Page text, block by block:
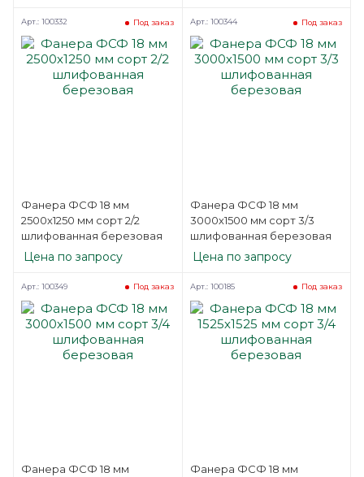
Фанера ФСФ 18 мм
2500х1250 мм сорт 2/2
шлифованная березовая
Под заказ
Арт.: 100332
Цена по запросу
Фанера ФСФ 18 мм
3000х1500 мм сорт 3/3
шлифованная березовая
Под заказ
Арт.: 100344
Цена по запросу
Фанера ФСФ 18 мм
Под заказ
Арт.: 100349
Фанера ФСФ 18 мм
Под заказ
Арт.: 100185